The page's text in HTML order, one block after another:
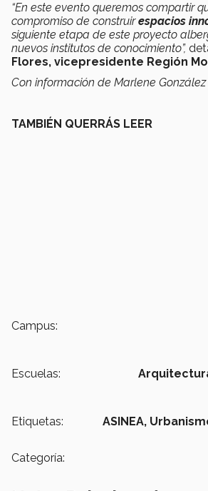
“En este evento queremos compartir
compromiso de construirespacios
siguiente etapa de este proyecto
nuevos institutos de conocimiento”,
Flores, vicepresidente Región
Con información de Marlene
TAMBIÉN QUERRÁS LEER
Campus:
Escuelas:
Etiquetas: ASINEA,
Categoría: